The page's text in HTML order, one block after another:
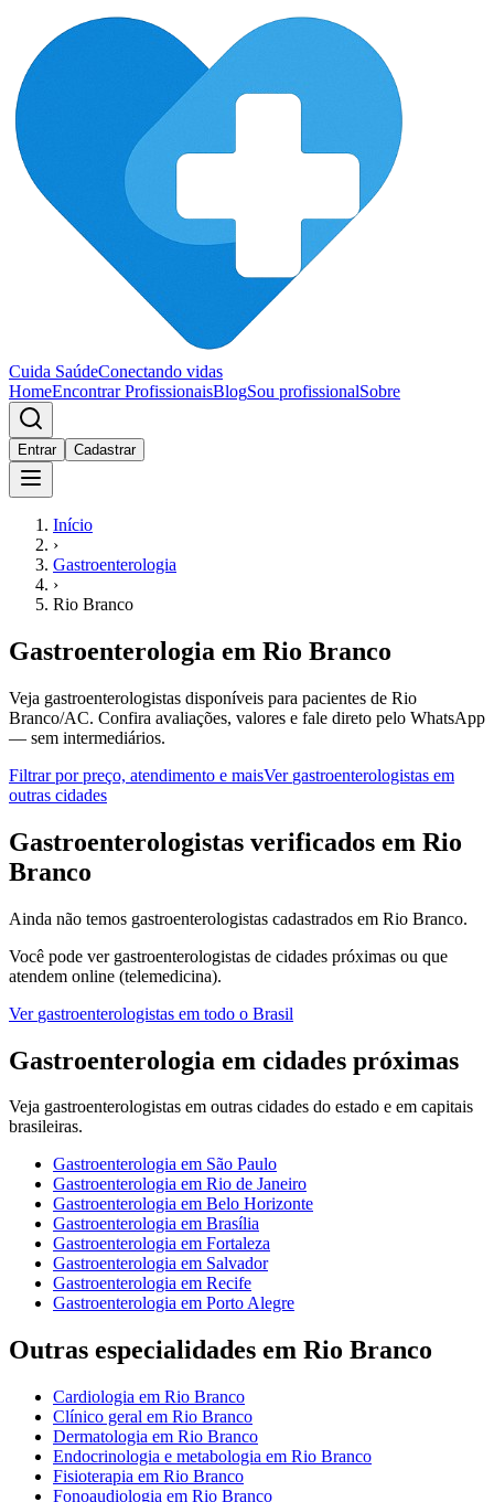
Cuida SaúdeConectando vidas
HomeEncontrar ProfissionaisBlogSou profissionalSobre
Entrar Cadastrar
Início
›
Gastroenterologia
›
Rio Branco
Gastroenterologia em Rio Branco
Veja gastroenterologistas disponíveis para pacientes de Rio
Branco/AC. Confira avaliações, valores e fale direto pelo WhatsApp
— sem intermediários.
Filtrar por preço, atendimento e maisVer gastroenterologistas em
outras cidades
Gastroenterologistas verificados em Rio
Branco
Ainda não temos gastroenterologistas cadastrados em Rio Branco.
Você pode ver gastroenterologistas de cidades próximas ou que
atendem online (telemedicina).
Ver gastroenterologistas em todo o Brasil
Gastroenterologia em cidades próximas
Veja gastroenterologistas em outras cidades do estado e em capitais
brasileiras.
Gastroenterologia em São Paulo
Gastroenterologia em Rio de Janeiro
Gastroenterologia em Belo Horizonte
Gastroenterologia em Brasília
Gastroenterologia em Fortaleza
Gastroenterologia em Salvador
Gastroenterologia em Recife
Gastroenterologia em Porto Alegre
Outras especialidades em Rio Branco
Cardiologia em Rio Branco
Clínico geral em Rio Branco
Dermatologia em Rio Branco
Endocrinologia e metabologia em Rio Branco
Fisioterapia em Rio Branco
Fonoaudiologia em Rio Branco